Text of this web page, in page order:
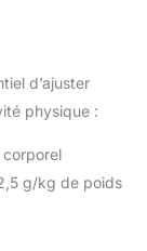
d’ajuster
physique :
g/kg de poids